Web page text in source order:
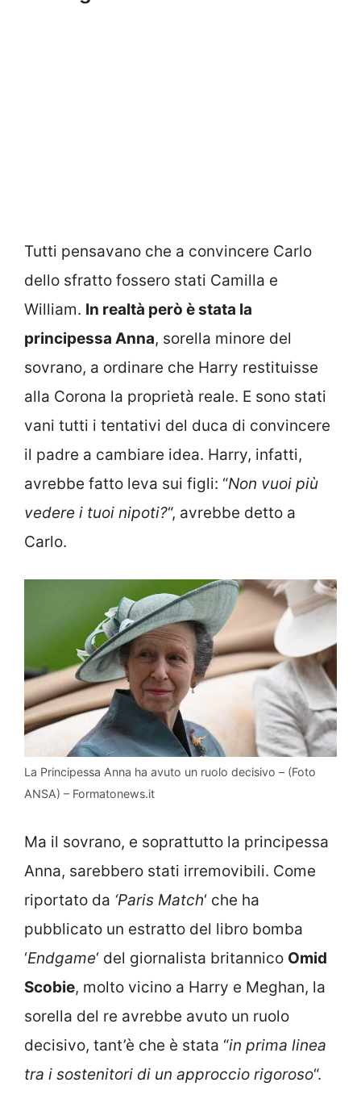
Tutti pensavano che a convincere Carlo
dello sfratto fossero stati Camilla e
William. In realtà però è stata la
principessa Anna, sorella minore del
sovrano, a ordinare che Harry restituisse
alla Corona la proprietà reale. E sono stati
vani tutti i tentativi del duca di convincere
il padre a cambiare idea. Harry, infatti,
avrebbe fatto leva sui figli: “Non vuoi più
vedere i tuoi nipoti?“, avrebbe detto a
Carlo.
La Principessa Anna ha avuto un ruolo decisivo – (Foto
ANSA) – Formatonews.it
Ma il sovrano, e soprattutto la principessa
Anna, sarebbero stati irremovibili. Come
riportato da ‘Paris Match‘ che ha
pubblicato un estratto del libro bomba
‘Endgame‘ del giornalista britannico Omid
Scobie, molto vicino a Harry e Meghan, la
sorella del re avrebbe avuto un ruolo
decisivo, tant’è che è stata “in prima linea
tra i sostenitori di un approccio rigoroso“.